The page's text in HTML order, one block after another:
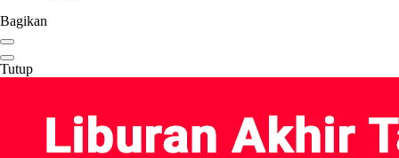
Bagikan
Tutup